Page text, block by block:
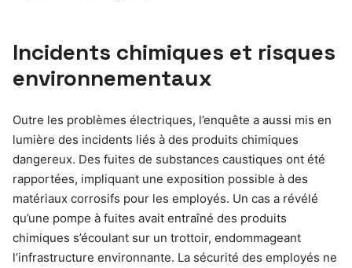
Incidents chimiques et risques
environnementaux
Outre les problèmes électriques, l’enquête a aussi mis en
lumière des incidents liés à des produits chimiques
dangereux. Des fuites de substances caustiques ont été
rapportées, impliquant une exposition possible à des
matériaux corrosifs pour les employés. Un cas a révélé
qu’une pompe à fuites avait entraîné des produits
chimiques s’écoulant sur un trottoir, endommageant
l’infrastructure environnante. La sécurité des employés ne